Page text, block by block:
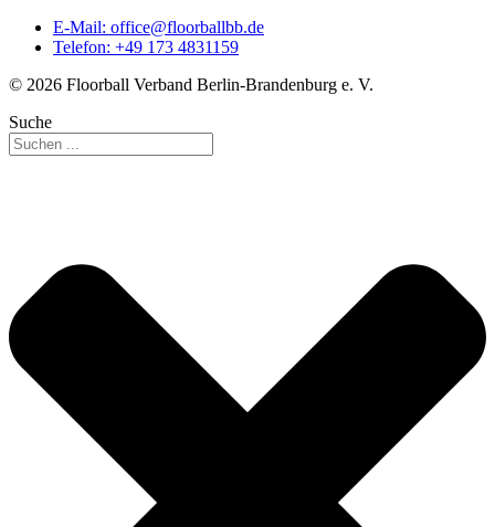
E-Mail: ed.bbllabroolf@eciffo
Telefon: +49 173 4831159
© 2026 Floorball Verband Berlin-Brandenburg e. V.
Suche